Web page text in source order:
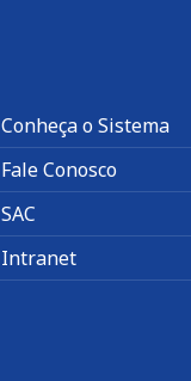
Conheça o Sistema
Fale Conosco
SAC
Intranet